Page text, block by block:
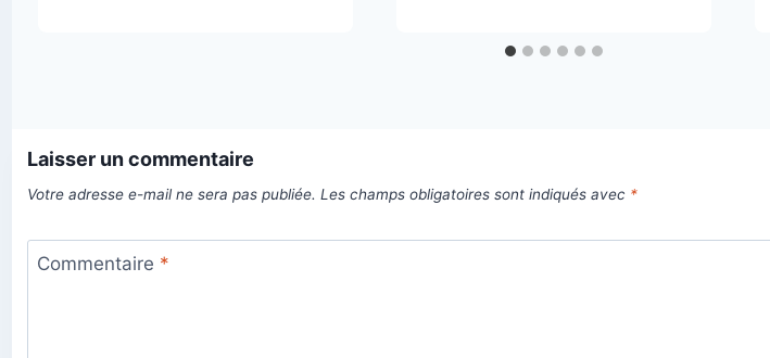
Laisser un commentaire
Votre adresse e-mail ne sera pas publiée. Les champs obligatoires sont indiqués avec *
Commentaire *